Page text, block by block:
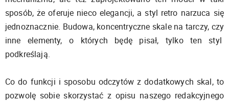
sposób, że oferuje nieco elegancji, a styl retro narzuca się
jednoznacznie. Budowa, koncentryczne skale na tarczy, czy
inne elementy, o których będę pisał, tylko ten styl
podkreślają.
Co do funkcji i sposobu odczytów z dodatkowych skal, to
pozwolę sobie skorzystać z opisu naszego redakcyjnego